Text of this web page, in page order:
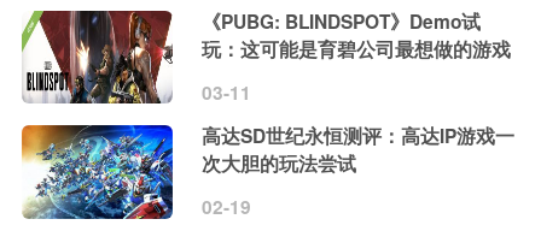
《PUBG: BLINDSPOT》Demo试
玩：这可能是育碧公司最想做的游戏
03-11
高达SD世纪永恒测评：高达IP游戏一
次大胆的玩法尝试
02-19